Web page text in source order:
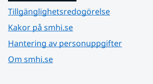
Tillgänglighetsredogörelse
Kakor på smhi.se
Hantering av personuppgifter
Om smhi.se